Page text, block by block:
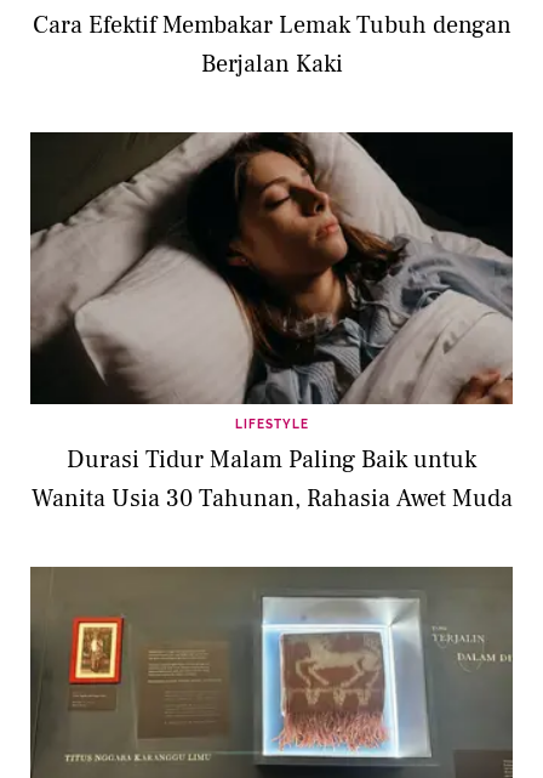
Cara Efektif Membakar Lemak Tubuh dengan
Berjalan Kaki
LIFESTYLE
Durasi Tidur Malam Paling Baik untuk
Wanita Usia 30 Tahunan, Rahasia Awet Muda